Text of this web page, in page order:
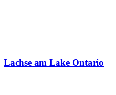
Lachse am Lake Ontario